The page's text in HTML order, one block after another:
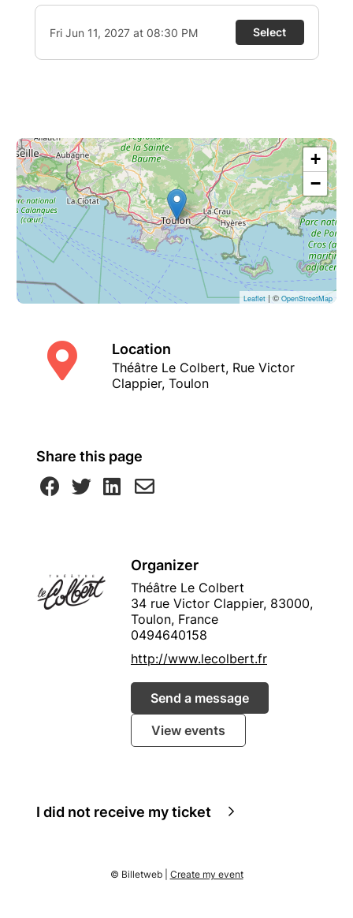
tout nous pousse à sortir de notre zone de
confort alors que l’on y est même jamais entré.
Quoiqu’il en soit : Advienne que devra.
+
−
Leaflet | © OpenStreetMap
Location
Théâtre Le Colbert, Rue Victor
Clappier, Toulon
Share this page
Organizer
Théâtre Le Colbert
34 rue Victor Clappier, 83000,
Toulon, France
0494640158
http://www.lecolbert.fr
Send a message
View events
I did not receive my ticket
© Billetweb | Create my event